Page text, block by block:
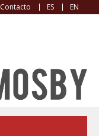
Contacto ES EN